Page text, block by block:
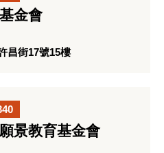
金會
昌街17號15樓
景教育基金會